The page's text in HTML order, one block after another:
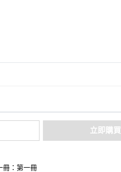
立即購買
冊：第一冊